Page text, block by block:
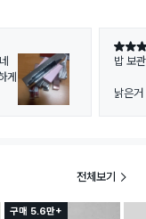
게
별점 5
밥 보
낡은
전체보기
구매 5.6만+